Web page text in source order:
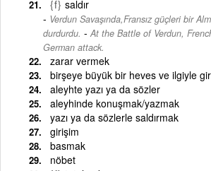
{f} saldır
Verdun Savaşında,Fransız güçleri bir
durdurdu. - At the Battle of Verdun,
German attack.
zarar vermek
birşeye büyük bir heves ve ilgiyle
aleyhte yazı ya da sözler
aleyhinde konuşmak/yazmak
yazı ya da sözlerle saldırmak
girişim
basmak
nöbet